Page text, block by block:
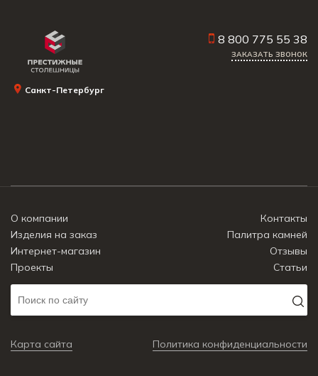
Санкт-Петербург
8 800 775 55 38
ЗАКАЗАТЬ ЗВОНОК
О компании
Контакты
Изделия на заказ
Палитра камней
Интернет-магазин
Отзывы
Проекты
Статьи
Карта сайта Политика конфиденциальности